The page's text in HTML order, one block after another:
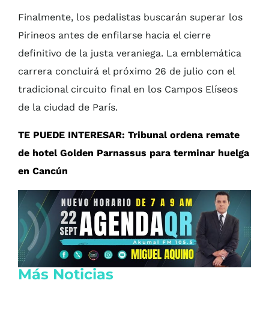
Finalmente, los pedalistas buscarán superar los
Pirineos antes de enfilarse hacia el cierre
definitivo de la justa veraniega. La emblemática
carrera concluirá el próximo 26 de julio con el
tradicional circuito final en los Campos Elíseos
de la ciudad de París.
TE PUEDE INTERESAR: Tribunal ordena remate
de hotel Golden Parnassus para terminar huelga
en Cancún
Más Noticias